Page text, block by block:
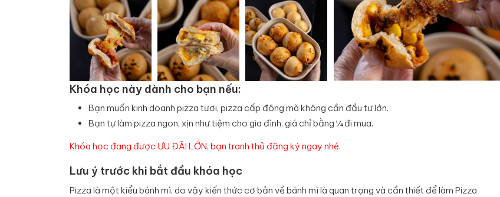
Khóa học này dành cho bạn nếu:
Bạn muốn kinh doanh pizza tươi, pizza cấp đông mà không cần đầu tư lớn.
Bạn tự làm pizza ngon, xịn như tiệm cho gia đình, giá chỉ bằng ¼ đi mua.
Khóa học đang được ƯU ĐÃI LỚN, bạn tranh thủ đăng ký ngay nhé.
Lưu ý trước khi bắt đầu khóa học
Pizza là một kiểu bánh mì, do vậy kiến thức cơ bản về bánh mì là quan trọng và cần thiết để làm Pizza